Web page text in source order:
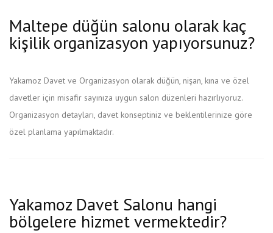
Maltepe düğün salonu olarak kaç
kişilik organizasyon yapıyorsunuz?
Yakamoz Davet ve Organizasyon olarak düğün, nişan, kına ve özel
davetler için misafir sayınıza uygun salon düzenleri hazırlıyoruz.
Organizasyon detayları, davet konseptiniz ve beklentilerinize göre
özel planlama yapılmaktadır.
Yakamoz Davet Salonu hangi
bölgelere hizmet vermektedir?